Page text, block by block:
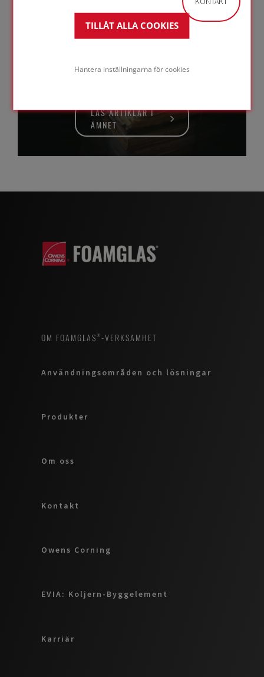
TILLÅT ALLA COOKIES
Hantera inställningarna för cookies
teknik
LÄS ARTIKLAR I
ÄMNET
OM FOAMGLAS®-VERKSAMHET
Användningsområden och lösningar
Produkter
Om oss
Kontakt
Owens Corning
EVIA: Koljern-Byggelement
Karriär